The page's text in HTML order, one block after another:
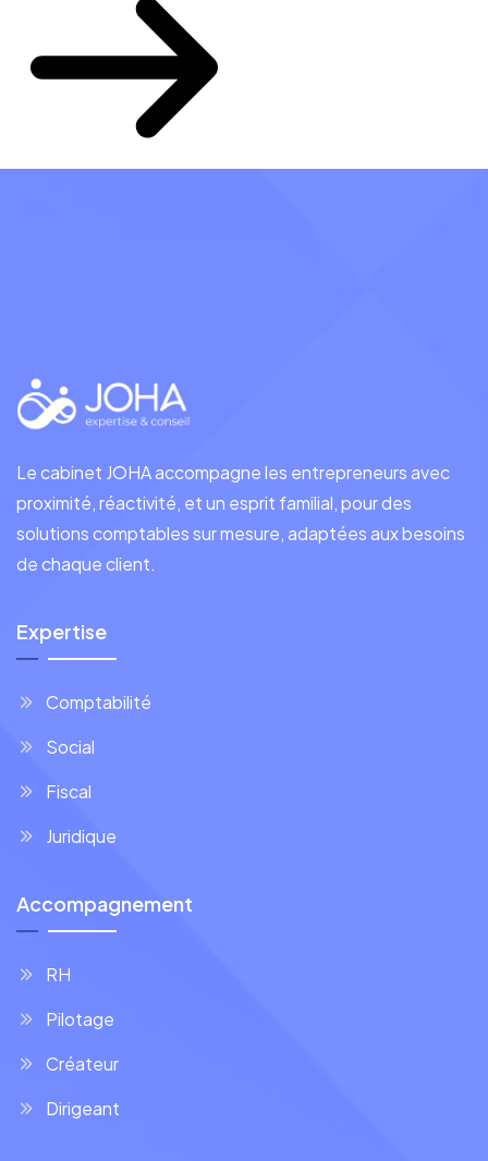
Le cabinet JOHA accompagne les entrepreneurs avec
proximité, réactivité, et un esprit familial, pour des
solutions comptables sur mesure, adaptées aux besoins
de chaque client.
Expertise
Comptabilité
Social
Fiscal
Juridique
Accompagnement
RH
Pilotage
Créateur
Dirigeant